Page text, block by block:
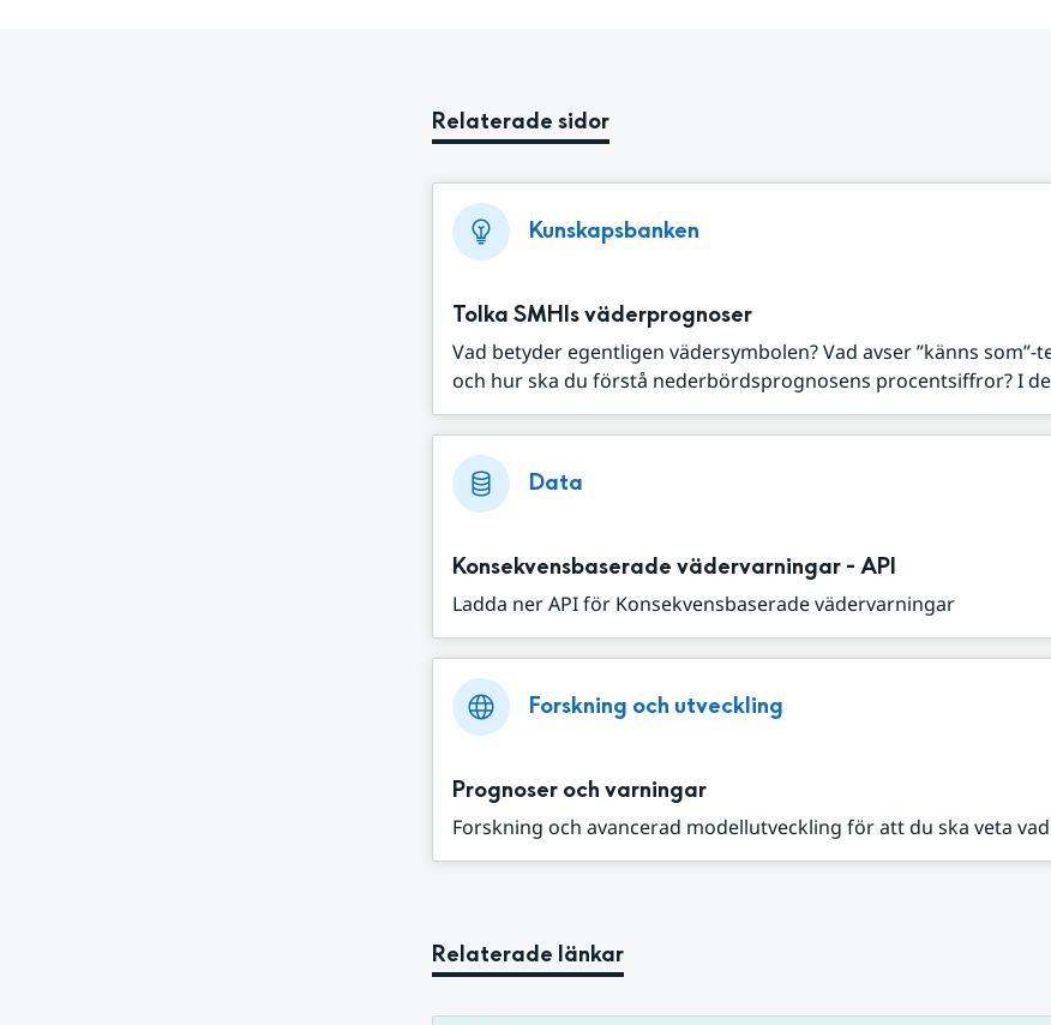
Relaterade sidor
Kunskapsbanken
Tolka SMHIs väderprognoser
Vad betyder egentligen vädersymbolen? Vad avser ”känns som”-
och hur ska du förstå nederbördsprognosens procentsiffror? I
Data
Konsekvensbaserade vädervarningar - API
Ladda ner API för Konsekvensbaserade vädervarningar
Forskning och utveckling
Prognoser och varningar
Forskning och avancerad modellutveckling för att du ska veta
Relaterade länkar